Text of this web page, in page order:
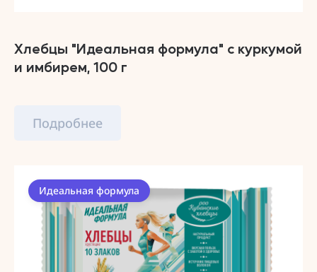
Хлебцы "Идеальная формула" с куркумой
и имбирем, 100 г
Подробнее
Идеальная формула